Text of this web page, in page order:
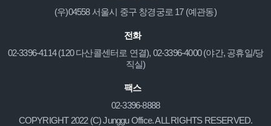
(우)04558 서울시 중구 창경궁로 17 (예관동)
전화
02-3396-4114 (120 다산콜센터로 연결), 02-3396-4000 (야간, 공휴일/당
직실)
팩스
02-3396-8888
COPYRIGHT 2022 (C) Junggu Office. ALL RIGHTS RESERVED.